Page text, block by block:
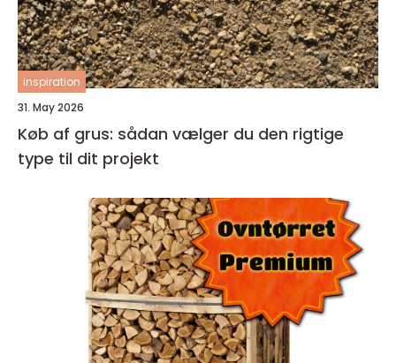
inspiration
31. May 2026
Køb af grus: sådan vælger du den rigtige
type til dit projekt